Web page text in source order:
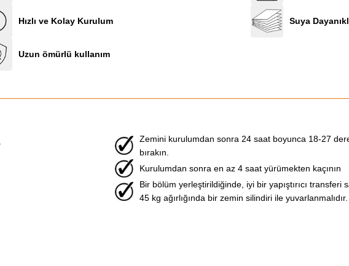
Hızlı ve Kolay Kurulum
Uzun ömürlü kullanım
Suya
Zemini kurulumdan sonra 24 saat boyunca 18-27
bırakın.
Kurulumdan sonra en az 4 saat yürümekten kaçının
Bir bölüm yerleştirildiğinde, iyi bir yapıştırıcı
45 kg ağırlığında bir zemin silindiri ile yuvarlanmalıdır.